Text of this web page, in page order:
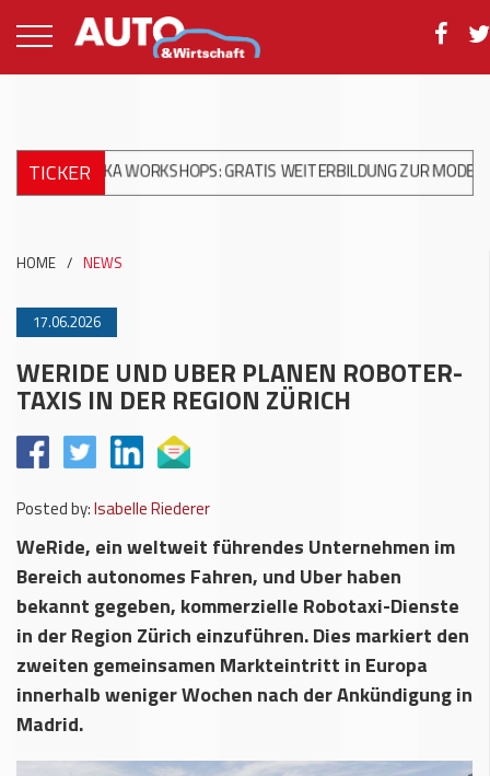
TICKER
WORKSHOPS: GRATIS WEITERBILDUNG ZUR MODERNEN
HOME / NEWS
17.06.2026
WERIDE UND UBER PLANEN ROBOTER-
TAXIS IN DER REGION ZÜRICH
Posted by:Isabelle Riederer
WeRide, ein weltweit führendes Unternehmen im
Bereich autonomes Fahren, und Uber haben
bekannt gegeben, kommerzielle Robotaxi-Dienste
in der Region Zürich einzuführen. Dies markiert den
zweiten gemeinsamen Markteintritt in Europa
innerhalb weniger Wochen nach der Ankündigung in
Madrid.